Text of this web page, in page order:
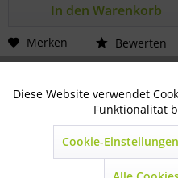
In den Warenkorb
Merken Bewerten
beidseiteig verwendbar
Technisch notwendig
Marketing
Diese Website verwendet
Funktionalität
Cookie-Einstellungen